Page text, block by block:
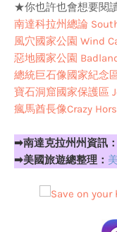
★你也許也會想要閱
南達科拉州總論
風穴國家公園 Wind
惡地國家公園
總統巨石像國家紀念
寶石洞窟國家保護區
瘋馬酋長像Crazy
➡南達克拉州州資訊：
➡美國旅遊總整理：